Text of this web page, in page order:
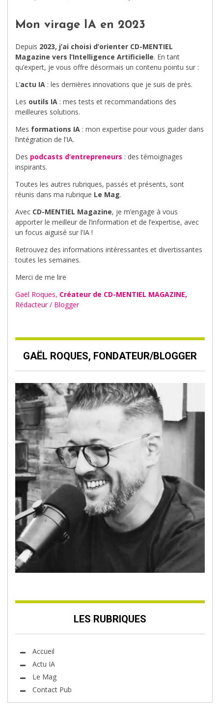
Mon virage IA en 2023
Depuis 2023, j’ai choisi d’orienter CD-MENTIEL
Magazine vers l’Intelligence Artificielle. En tant
qu’expert, je vous offre désormais un contenu pointu sur :
L’actu IA : les dernières innovations que je suis de près.
Les outils IA : mes tests et recommandations des
meilleures solutions.
Mes formations IA : mon expertise pour vous guider dans
l’intégration de l’IA.
Des podcasts d’entrepreneurs : des témoignages
inspirants.
Toutes les autres rubriques, passés et présents, sont
réunis dans ma rubrique Le Mag.
Avec CD-MENTIEL Magazine, je m’engage à vous
apporter le meilleur de l’information et de l’expertise, avec
un focus aiguisé sur l’IA !
Retrouvez des informations intéressantes et divertissantes
toutes les semaines.
Merci de me lire
Gaël Roques, Créateur de CD-MENTIEL MAGAZINE,
Rédacteur / Blogger
GAËL ROQUES, FONDATEUR/BLOGGER
LES RUBRIQUES
Accueil
Actu IA
Le Mag
Contact Pub